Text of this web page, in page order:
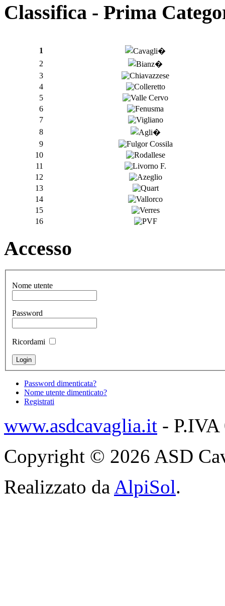
Classifica - Prima
1
2
3
4
5
6
7
8
9
10
11
12
13
14
15
16
Accesso
Nome utente
Password
Ricordami
Password dimenticata?
Nome utente dimenticato?
Registrati
www.asdcavaglia.it -
Copyright © 2026 ASD
Realizzato da AlpiSol.